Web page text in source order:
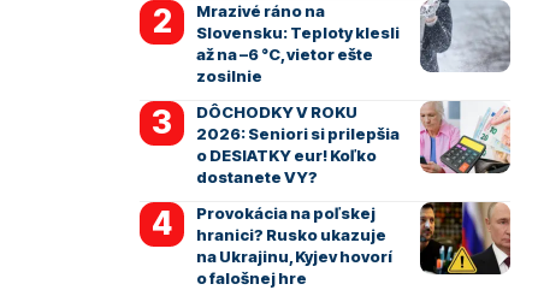
Mrazivé ráno na
Slovensku: Teploty klesli
až na –6 °C, vietor ešte
zosilnie
DÔCHODKY V ROKU
2026: Seniori si prilepšia
o DESIATKY eur! Koľko
dostanete VY?
Provokácia na poľskej
hranici? Rusko ukazuje
na Ukrajinu, Kyjev hovorí
o falošnej hre